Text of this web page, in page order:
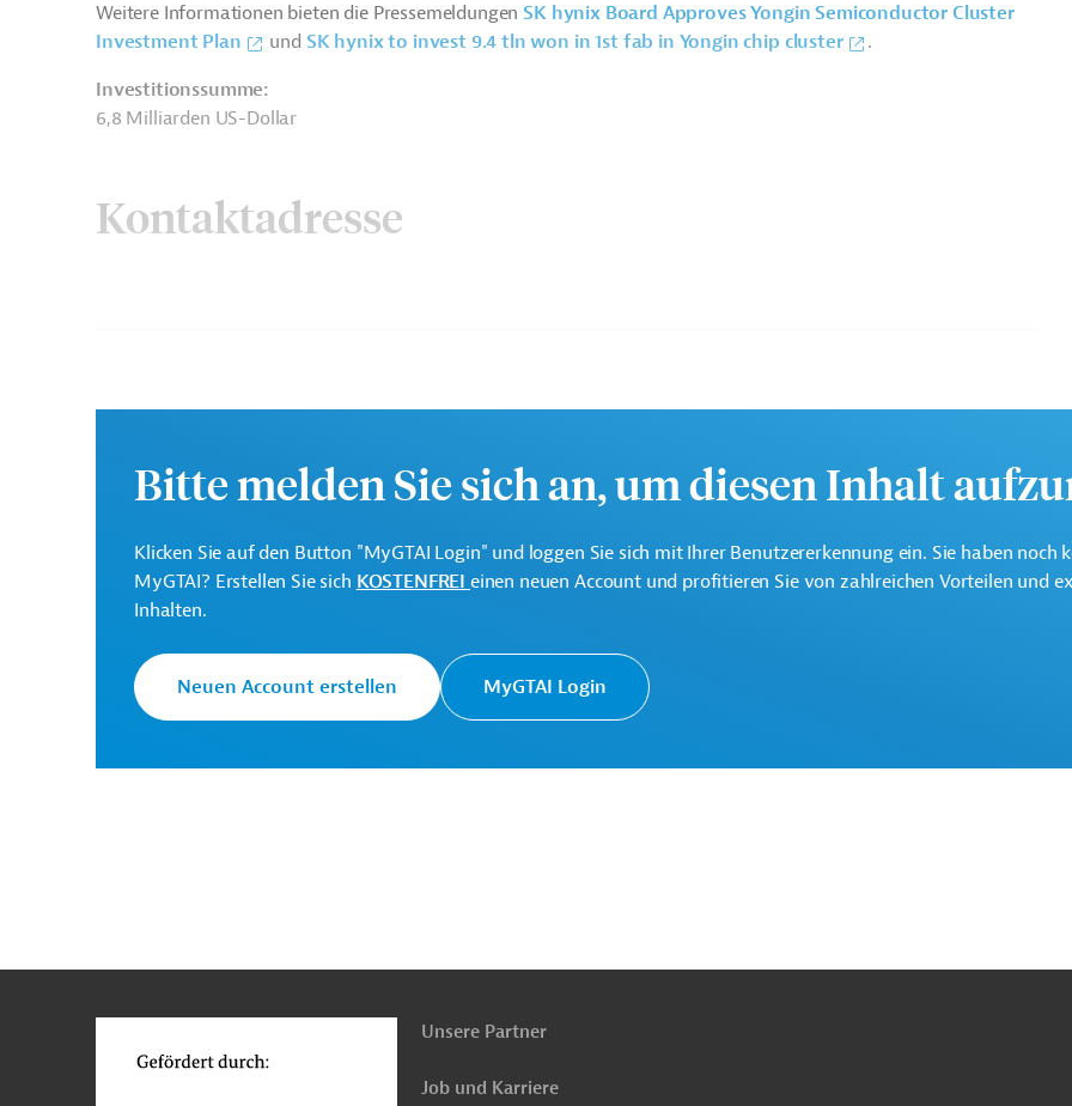
Weitere Informationen bieten die Pressemeldungen SK hynix Board Approves Yongin Semiconductor Cluster
Investment Plan
und SK hynix to invest 9.4 tln won in 1st fab in Yongin chip cluster
.
Investitionssumme:
6,8 Milliarden US-Dollar
Kontaktadresse
Südkorea Elektronik, übergreifend Maschinen- und Anlagenbau
Kfz-Teile, Zulieferindustrie
Projekte
Bitte melden Sie sich an, um diesen Inhalt
Klicken Sie auf den Button "MyGTAI Login" und loggen Sie sich mit Ihrer Benutzererkennung ein. Sie haben noch
MyGTAI? Erstellen Sie sich KOSTENFREI einen neuen Account und profitieren Sie von zahlreichen Vorteilen und
Inhalten.
Neuen Account erstellen MyGTAI Login
oben
Unsere Partner
Job und Karriere